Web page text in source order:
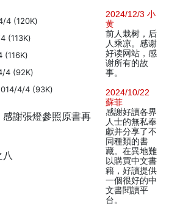
4 (120K)
(113K)
(116K)
4 (92K)
4/4 (93K)
謝張燈參照原書再
八
2024/12/3 小
黄
前人栽树，后
人乘凉。感谢
好读网站，感
谢所有的故
事。
2024/10/22
蘇菲
感謝好讀各界
人士的無私奉
獻并分享了不
同種類的書
藏。在異地難
以購買中文書
籍，好讀提供
一個很好的中
文書閱讀平
台。